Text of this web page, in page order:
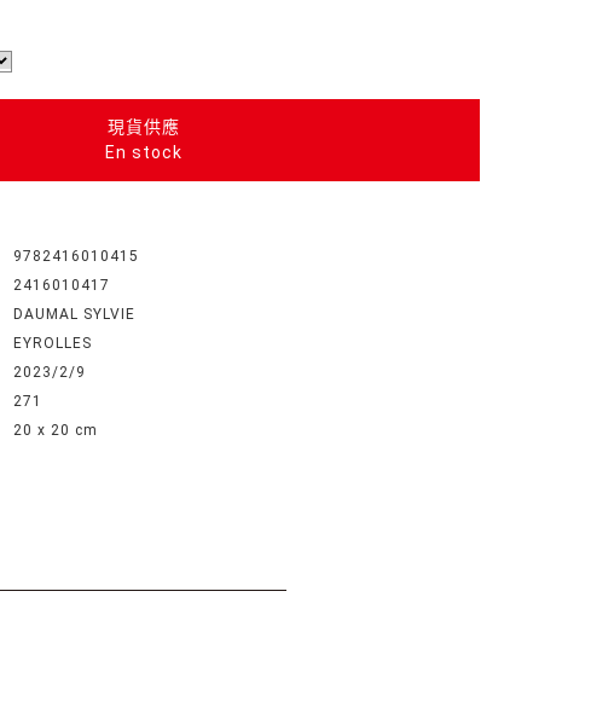
現貨供應
En stock
9782416010415
2416010417
DAUMAL SYLVIE
EYROLLES
2023/2/9
271
20 x 20 cm